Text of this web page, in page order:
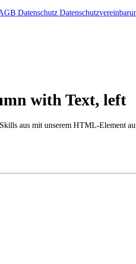
Datenschutz
with Text, left
aus mit unserem HTML-Element